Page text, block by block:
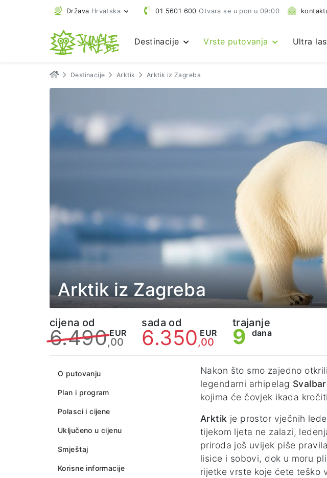
Država Hrvatska 01 5601 600 Otvara se u pon u 09:00
Destinacije Vrste putovanja Ultra
Destinacije Arktik Arktik iz Zagreba
Arktik iz Zagreba
cijena od
6.490 EUR
,00
sada od
6.350 EUR
,00
trajanje
9 dana
O putovanju
Plan i program
Polasci i cijene
Uključeno u cijenu
Smještaj
Korisne informacije
Nakon što smo zajedno
legendarni arhipelag
kojima će čovjek ikada
Arktik je prostor vječnih
tijekom ljeta ne zalazi,
priroda još uvijek piše
lisice i sobovi, dok u moru
rijetke vrste koje ćete teško